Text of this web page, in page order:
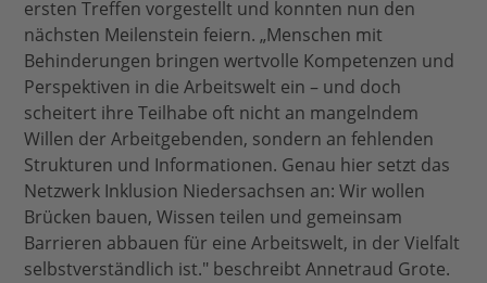
ersten Treffen vorgestellt und konnten nun den
nächsten Meilenstein feiern. „Menschen mit
Behinderungen bringen wertvolle Kompetenzen und
Perspektiven in die Arbeitswelt ein – und doch
scheitert ihre Teilhabe oft nicht an mangelndem
Willen der Arbeitgebenden, sondern an fehlenden
Strukturen und Informationen. Genau hier setzt das
Netzwerk Inklusion Niedersachsen an: Wir wollen
Brücken bauen, Wissen teilen und gemeinsam
Barrieren abbauen für eine Arbeitswelt, in der Vielfalt
selbstverständlich ist." beschreibt Annetraud Grote.